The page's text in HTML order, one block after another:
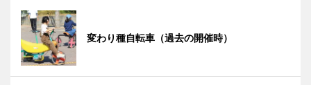
変わり種自転車（過去の開催時）